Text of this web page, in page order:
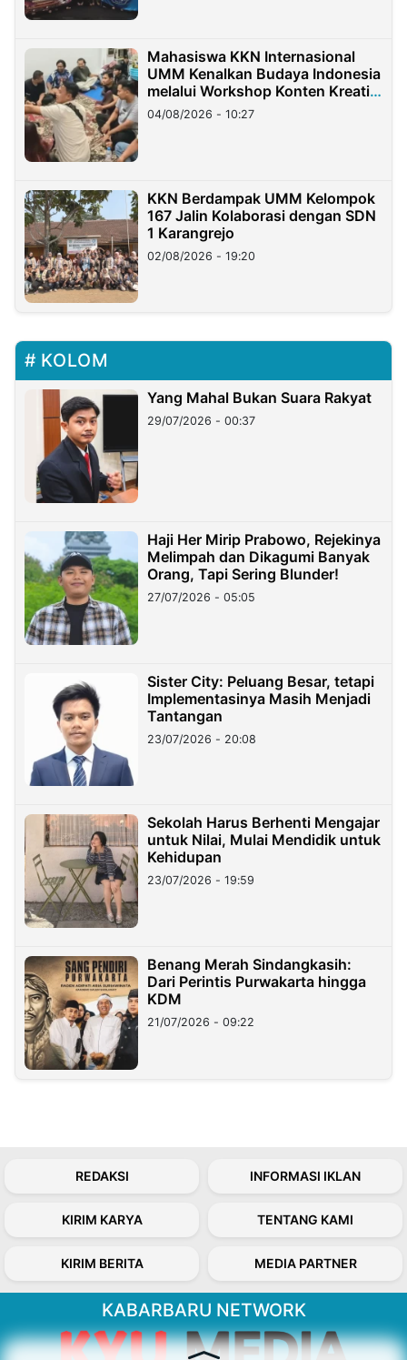
Mahasiswa KKN Internasional
UMM Kenalkan Budaya Indonesia
melalui Workshop Konten Kreatif
di Taiwan
04/08/2026 - 10:27
KKN Berdampak UMM Kelompok
167 Jalin Kolaborasi dengan SDN
1 Karangrejo
02/08/2026 - 19:20
KOLOM
Yang Mahal Bukan Suara Rakyat
29/07/2026 - 00:37
Haji Her Mirip Prabowo, Rejekinya
Melimpah dan Dikagumi Banyak
Orang, Tapi Sering Blunder!
27/07/2026 - 05:05
Sister City: Peluang Besar, tetapi
Implementasinya Masih Menjadi
Tantangan
23/07/2026 - 20:08
Sekolah Harus Berhenti Mengajar
untuk Nilai, Mulai Mendidik untuk
Kehidupan
23/07/2026 - 19:59
Benang Merah Sindangkasih:
Dari Perintis Purwakarta hingga
KDM
21/07/2026 - 09:22
REDAKSI INFORMASI IKLAN
KIRIM KARYA TENTANG KAMI
KIRIM BERITA MEDIA PARTNER
KABARBARU NETWORK